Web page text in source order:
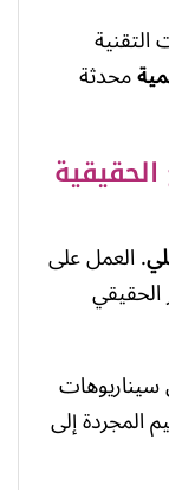
محدثة
. العمل على
الحقيقي
سيناريوهات
المجردة إلى